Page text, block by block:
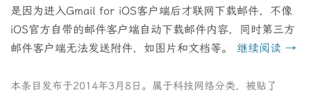
是因为进入Gmail for iOS客户端后才联网下载邮件，不像
iOS官方自带的邮件客户端自动下载邮件内容，同时第三方
邮件客户端无法发送附件，如图片和文档等。 继续阅读 →
本条目发布于2014年3月8日 。属于科技网络分类，被贴了